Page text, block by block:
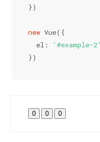
})
new Vue({
  el:
'#example-2'
})
0 0 0